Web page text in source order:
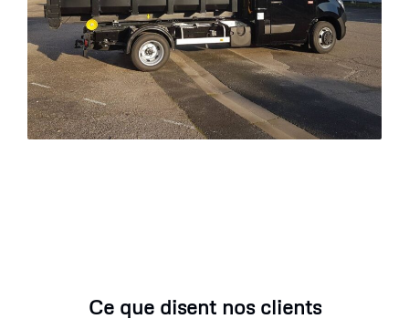
Ce que disent nos clients